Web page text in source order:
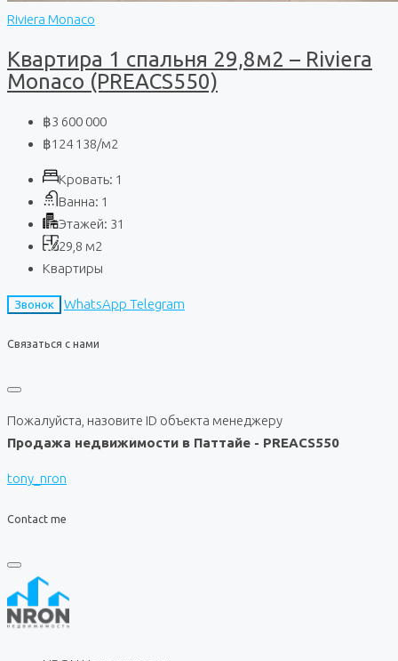
Riviera Monaco
Квартира 1 спальня 29,8м2 – Riviera
Monaco (PREACS550)
฿3 600 000
฿124 138/м2
Кровать: 1
Ванна: 1
Этажей: 31
29,8 м2
Квартиры
Звонок WhatsApp Telegram
Связаться с нами
Пожалуйста, назовите ID объекта менеджеру
Продажа недвижимости в Паттайе - PREACS550
tony_nron
Contact me